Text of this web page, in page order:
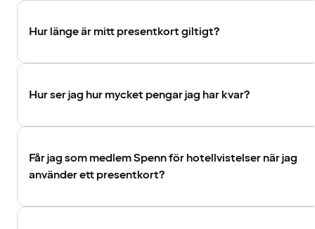
Hur länge är mitt presentkort giltigt?
Hur ser jag hur mycket pengar jag har kvar?
Får jag som medlem Spenn för hotellvistelser när jag
använder ett presentkort?